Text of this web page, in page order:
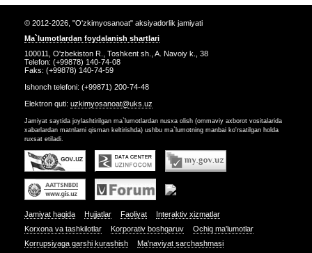
© 2012-2026, "O'zkimyosanoat" aksiyadorlik jamiyati
Ma`lumotlardan foydalanish shartlari
100011, O'zbekiston R., Toshkent sh., A. Navoiy k., 38
Telefon: (+99878) 140-74-08
Faks: (+99878) 140-74-59
Ishonch telefoni: (+99871) 200-74-48
Elektron quti: uzkimyosanoat@uks.uz
Jamiyat saytida joylashtirilgan ma`lumotlardan nusxa olish (ommaviy axborot vositalarida
xabarlardan matnlarni qisman keltirishda) ushbu ma`lumotning manbai ko'rsatilgan holda
ruxsat etiladi.
Jamiyat haqida Hujjatlar Faoliyat
Interaktiv xizmatlar
Korxona va tashkilotlar
Korporativ boshqaruv
Ochiq ma'lumotlar
Korrupsiyaga qarshi kurashish
Ma'naviyat sarchashmasi